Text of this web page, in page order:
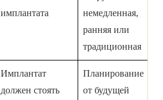
имплантата
немедленная,
ранняя или
традиционная
Имплантат
должен стоять
Планирование
от будущей